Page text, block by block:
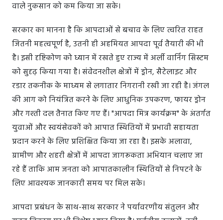
वाले नुकसान को कम किया जा सके।
सरकार का मानना है कि आपदाओं से बचाव के लिए त्वरित राहत
जितनी महत्वपूर्ण है, उतनी ही अहमियत आपदा पूर्व तैयारी की भी
है। इसी दृष्टिकोण को ध्यान में रखते हुए राज्य में अर्ली वार्निंग सिस्टम
को सुदृढ़ किया गया है। संवेदनशील क्षेत्रों में ड्रोन, सैटेलाइट और
रडार तकनीक के माध्यम से लगातार निगरानी रखी जा रही है। जंगल
की आग को नियंत्रित करने के लिए आधुनिक उपकरण, फायर ड्रोन
और गश्ती दल तैनात किए गए हैं। "आपदा मित्र कार्यक्रम" के अंतर्गत
युवाओं और स्वयंसेवकों को आपात स्थितियों में प्रभावी सहायता
प्रदान करने के लिए प्रशिक्षित किया जा रहा है। इसके अलावा,
ग्रामीण और शहरी क्षेत्रों में आपदा जागरूकता अभियान चलाए जा
रहे हैं ताकि आम जनता को आपातकालीन स्थितियों से निपटने के
लिए आवश्यक जानकारी समय पर मिल सके।
आपदा प्रबंधन के साथ-साथ सरकार ने पर्यावरणीय संतुलन और